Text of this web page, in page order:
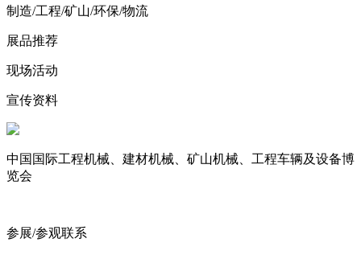
制造/工程/矿山/环保/物流
展品推荐
现场活动
宣传资料
中国国际工程机械、建材机械、矿山机械、工程车辆及设备博
览会
参展/参观联系